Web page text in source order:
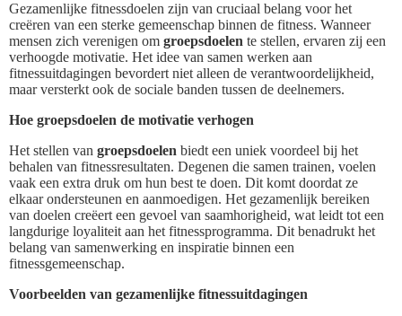
Gezamenlijke fitnessdoelen zijn van cruciaal belang voor het
creëren van een sterke gemeenschap binnen de fitness. Wanneer
mensen zich verenigen om groepsdoelen te stellen, ervaren zij een
verhoogde motivatie. Het idee van samen werken aan
fitnessuitdagingen bevordert niet alleen de verantwoordelijkheid,
maar versterkt ook de sociale banden tussen de deelnemers.
Hoe groepsdoelen de motivatie verhogen
Het stellen van groepsdoelen biedt een uniek voordeel bij het
behalen van fitnessresultaten. Degenen die samen trainen, voelen
vaak een extra druk om hun best te doen. Dit komt doordat ze
elkaar ondersteunen en aanmoedigen. Het gezamenlijk bereiken
van doelen creëert een gevoel van saamhorigheid, wat leidt tot een
langdurige loyaliteit aan het fitnessprogramma. Dit benadrukt het
belang van samenwerking en inspiratie binnen een
fitnessgemeenschap.
Voorbeelden van gezamenlijke fitnessuitdagingen